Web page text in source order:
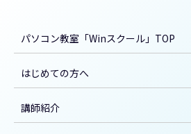
パソコン教室「Winスクール」TOP
はじめての方へ
講師紹介